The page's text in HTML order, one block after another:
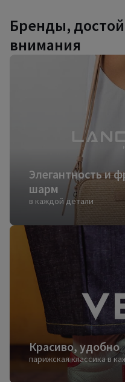
Бренды,
внимания
Элегантность и
шарм
в каждой детали
Красиво, удобно
парижская классика в
Красиво,
удобно